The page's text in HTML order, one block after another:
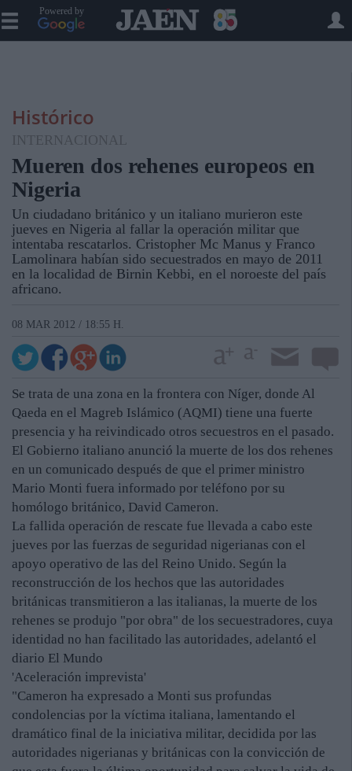
Powered by
Histórico
INTERNACIONAL
Mueren dos rehenes europeos en
Nigeria
Un ciudadano británico y un italiano murieron este
jueves en Nigeria al fallar la operación militar que
intentaba rescatarlos. Cristopher Mc Manus y Franco
Lamolinara habían sido secuestrados en mayo de 2011
en la localidad de Birnin Kebbi, en el noroeste del país
africano.
08 MAR 2012 / 18:55 H.
Se trata de una zona en la frontera con Níger, donde Al
Qaeda en el Magreb Islámico (AQMI) tiene una fuerte
presencia y ha reivindicado otros secuestros en el pasado.
El Gobierno italiano anunció la muerte de los dos rehenes
en un comunicado después de que el primer ministro
Mario Monti fuera informado por teléfono por su
homólogo británico, David Cameron.
La fallida operación de rescate fue llevada a cabo este
jueves por las fuerzas de seguridad nigerianas con el
apoyo operativo de las del Reino Unido. Según la
reconstrucción de los hechos que las autoridades
británicas transmitieron a las italianas, la muerte de los
rehenes se produjo "por obra" de los secuestradores, cuya
identidad no han facilitado las autoridades, adelantó el
diario El Mundo
'Aceleración imprevista'
"Cameron ha expresado a Monti sus profundas
condolencias por la víctima italiana, lamentando el
dramático final de la iniciativa militar, decidida por las
autoridades nigerianas y británicas con la convicción de